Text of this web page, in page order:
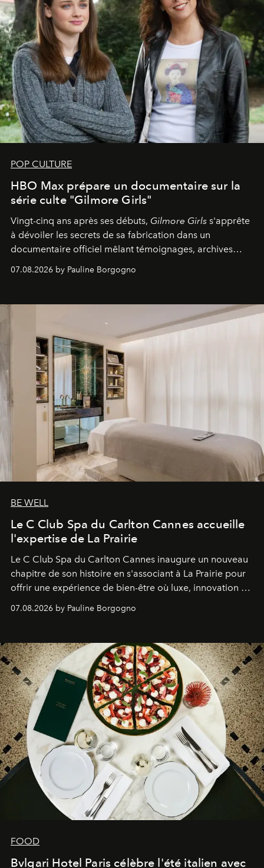
POP CULTURE
HBO Max prépare un documentaire sur la
série culte "Gilmore Girls"
Vingt-cinq ans après ses débuts, Gilmore Girls s'apprête
à dévoiler les secrets de sa fabrication dans un
documentaire officiel mêlant témoignages, archives
inédites et plongée dans les coulisses d'un phénomène
générationnel.
07.08.2026 by Pauline Borgogno
BE WELL
Le C Club Spa du Carlton Cannes accueille
l'expertise de La Prairie
Le C Club Spa du Carlton Cannes inaugure un nouveau
chapitre de son histoire en s'associant à La Prairie pour
offrir une expérience de bien-être où luxe, innovation et
expertise se rencontrent.
07.08.2026 by Pauline Borgogno
FOOD
Bvlgari Hotel Paris célèbre l'été italien avec